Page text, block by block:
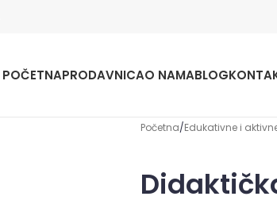
POČETNAPRODAVNICAO NAMABLOG
Početna Edukativne i